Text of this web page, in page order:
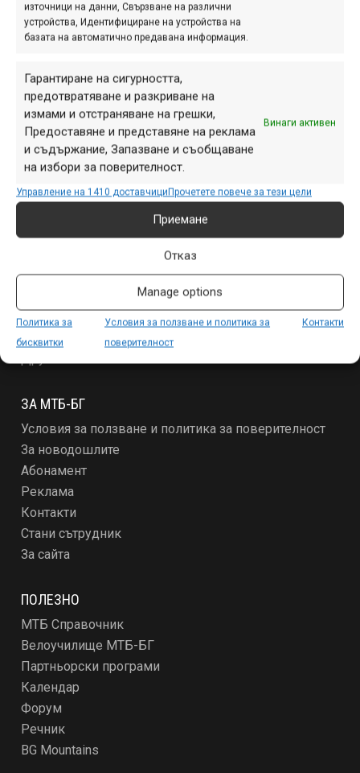
източници на данни, Свързване на различни
устройства, Идентифициране на устройства на
базата на автоматично предавана информация.
Гарантиране на сигурността,
предотвратяване и разкриване на
измами и отстраняване на грешки,
Предоставяне и представяне на реклама
и съдържание, Запазване и съобщаване
на избори за поверителност.
Винаги активен
Управление на 1410 доставчициПрочетете повече за тези цели
Приемане
Отказ
Manage options
Политика за
бисквитки
Условия за ползване и политика за
поверителност
Контакти
ПАРТНЬОРИ
Начало
Събития
Специализирано
ЗА МТБ-БГ
Условия за ползване и политика за поверителност
За новодошлите
Абонамент
Реклама
Контакти
Стани сътрудник
За сайта
ПОЛЕЗНО
МТБ Справочник
Велоучилище МТБ-БГ
Партньорски програми
Календар
Форум
Речник
BG Mountains